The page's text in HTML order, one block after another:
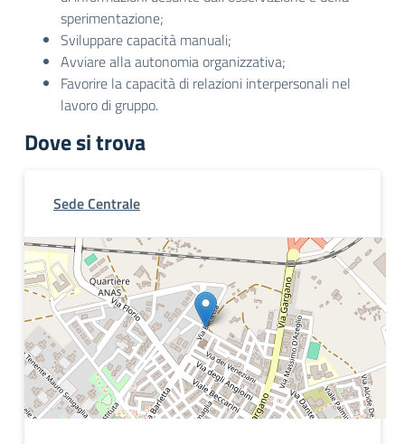
sperimentazione;
Sviluppare capacità manuali;
Avviare alla autonomia organizzativa;
Favorire la capacità di relazioni interpersonali nel
lavoro di gruppo.
Dove si trova
Sede Centrale